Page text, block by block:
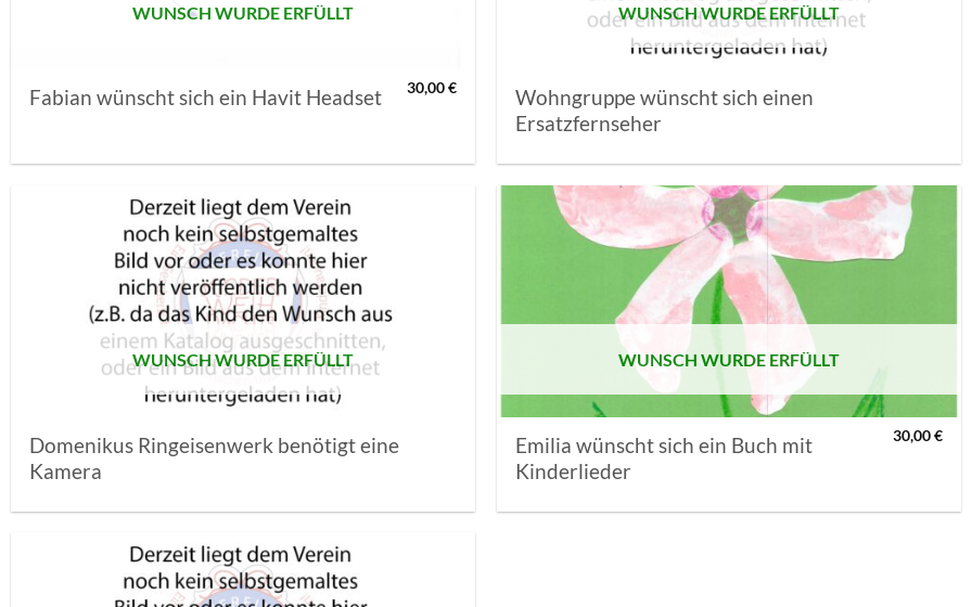
WUNSCH WURDE ERFÜLLT
Fabian wünscht sich ein Havit Headset 30,00€
WUNSCH WURDE ERFÜLLT
Wohngruppe wünscht sich einen
Ersatzfernseher
WUNSCH WURDE ERFÜLLT
Domenikus Ringeisenwerk benötigt eine
Kamera
AUF MEINE
MERKLISTE
WUNSCH WURDE ERFÜLLT
Emilia wünscht sich ein Buch mit
Kinderlieder
30,00€